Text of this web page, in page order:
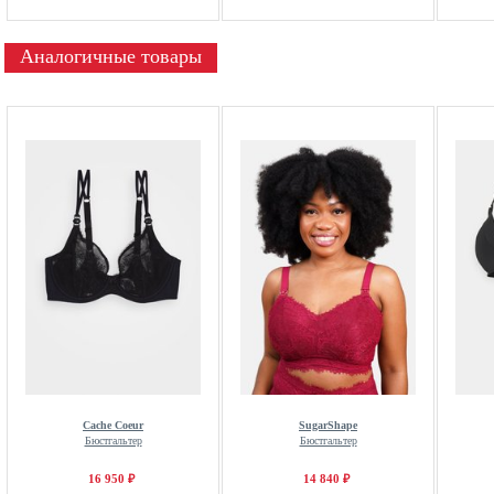
Аналогичные товары
Cache Coeur
Бюстгальтер
16 950 ₽
SugarShape
Бюстгальтер
14 840 ₽